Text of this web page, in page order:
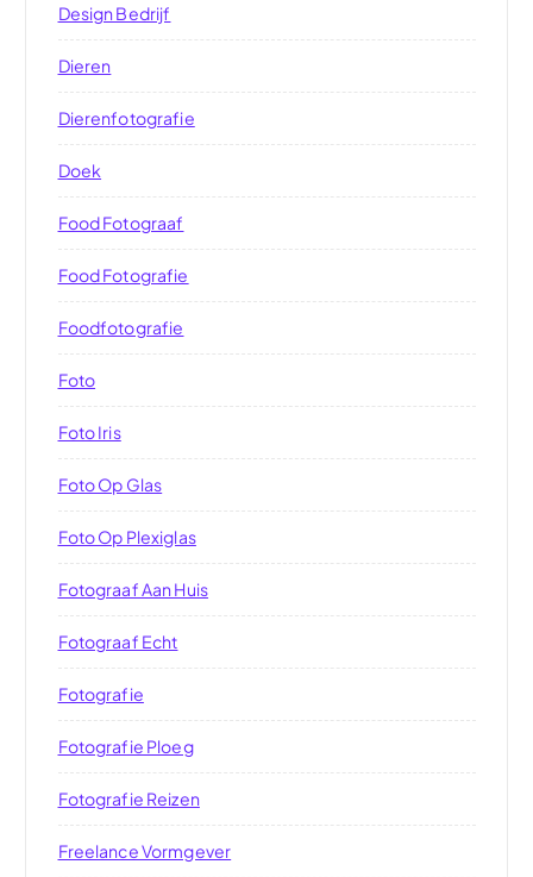
Design Bedrijf
Dieren
Dierenfotografie
Doek
Food Fotograaf
Food Fotografie
Foodfotografie
Foto
Foto Iris
Foto Op Glas
Foto Op Plexiglas
Fotograaf Aan Huis
Fotograaf Echt
Fotografie
Fotografie Ploeg
Fotografie Reizen
Freelance Vormgever